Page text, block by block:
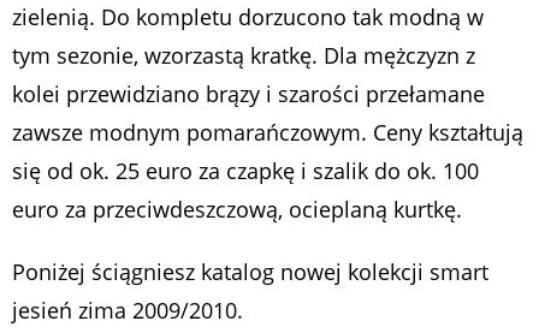
zielenią. Do kompletu dorzucono tak modną w
tym sezonie, wzorzastą kratkę. Dla mężczyzn z
kolei przewidziano brązy i szarości przełamane
zawsze modnym pomarańczowym. Ceny kształtują
się od ok. 25 euro za czapkę i szalik do ok. 100
euro za przeciwdeszczową, ocieplaną kurtkę.
Poniżej ściągniesz katalog nowej kolekcji smart
jesień zima 2009/2010.